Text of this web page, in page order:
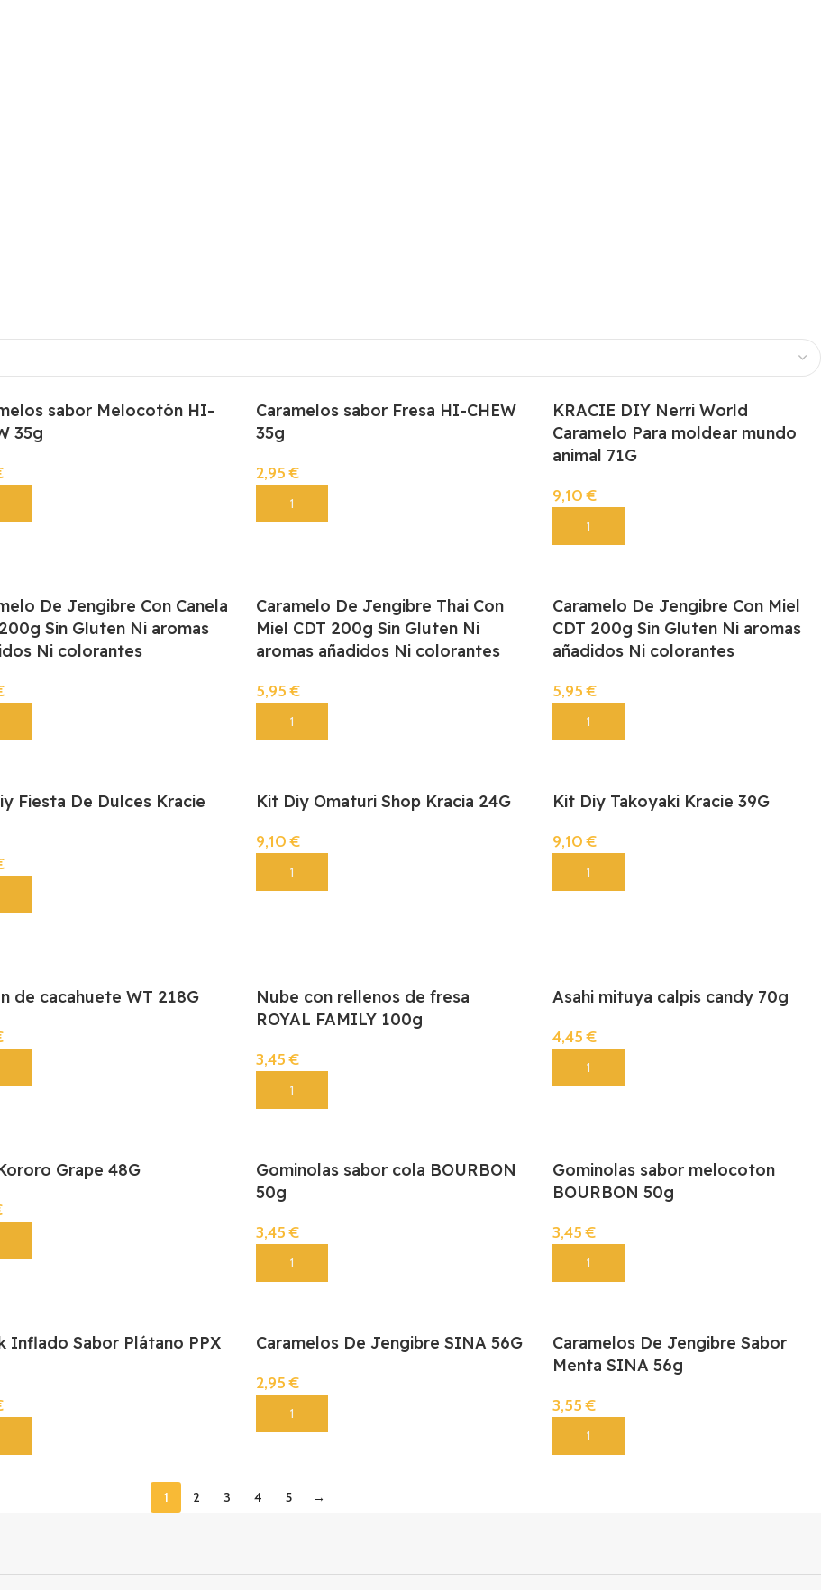
sabor Melocotón HI-
35g
Caramelos sabor Fresa HI-CHEW
35g
2,95€
Añadir
KRACIE DIY Nerri World
Caramelo Para moldear mundo
animal 71G
9,10€
Añadir
De Jengibre Con Canela
Sin Gluten Ni aromas
Ni colorantes
Caramelo De Jengibre Thai Con
Miel CDT 200g Sin Gluten Ni
aromas añadidos Ni colorantes
5,95€
Añadir
Caramelo De Jengibre Con Miel
CDT 200g Sin Gluten Ni aromas
añadidos Ni colorantes
5,95€
Añadir
Fiesta De Dulces Kracie
Kit Diy Omaturi Shop Kracia 24G
9,10€
Añadir
Kit Diy Takoyaki Kracie 39G
9,10€
Añadir
de cacahuete WT 218G
Nube con rellenos de fresa
ROYAL FAMILY 100g
3,45€
Añadir
Asahi mituya calpis candy 70g
4,45€
Añadir
Grape 48G
Gominolas sabor cola BOURBON
50g
3,45€
Añadir
Gominolas sabor melocoton
BOURBON 50g
3,45€
Añadir
Inflado Sabor Plátano PPX
Caramelos De Jengibre SINA 56G
2,95€
Añadir
Caramelos De Jengibre Sabor
Menta SINA 56g
3,55€
Añadir
1 2 3 4 5 →